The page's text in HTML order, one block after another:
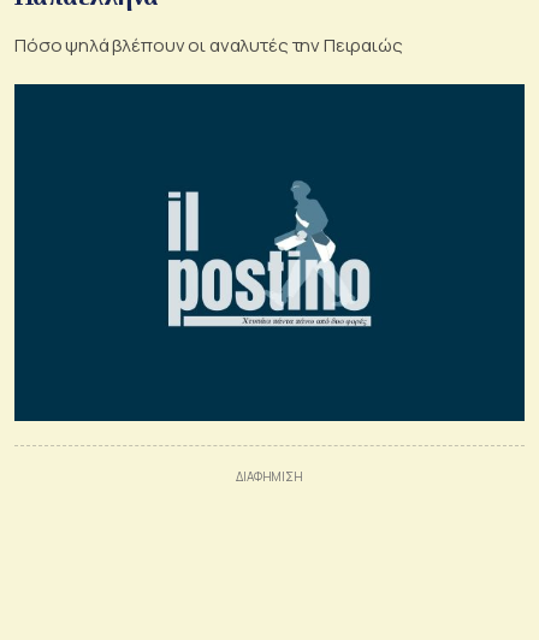
Πόσο ψηλά βλέπουν οι αναλυτές την Πειραιώς